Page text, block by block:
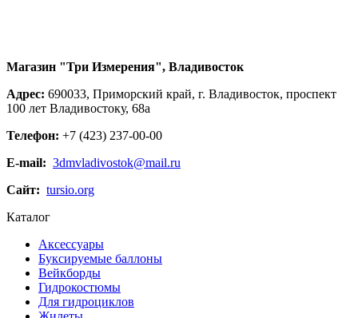
Магазин "Три Измерения", Владивосток
Адрес: 690033, Приморский край, г. Владивосток, проспект
100 лет Владивостоку, 68а
Телефон: +7 (423) 237-00-00
E-mail: 3dmvladivostok@mail.ru
Сайт: tursio.org
Каталог
Аксессуары
Буксируемые баллоны
Вейкборды
Гидрокостюмы
Для гидроциклов